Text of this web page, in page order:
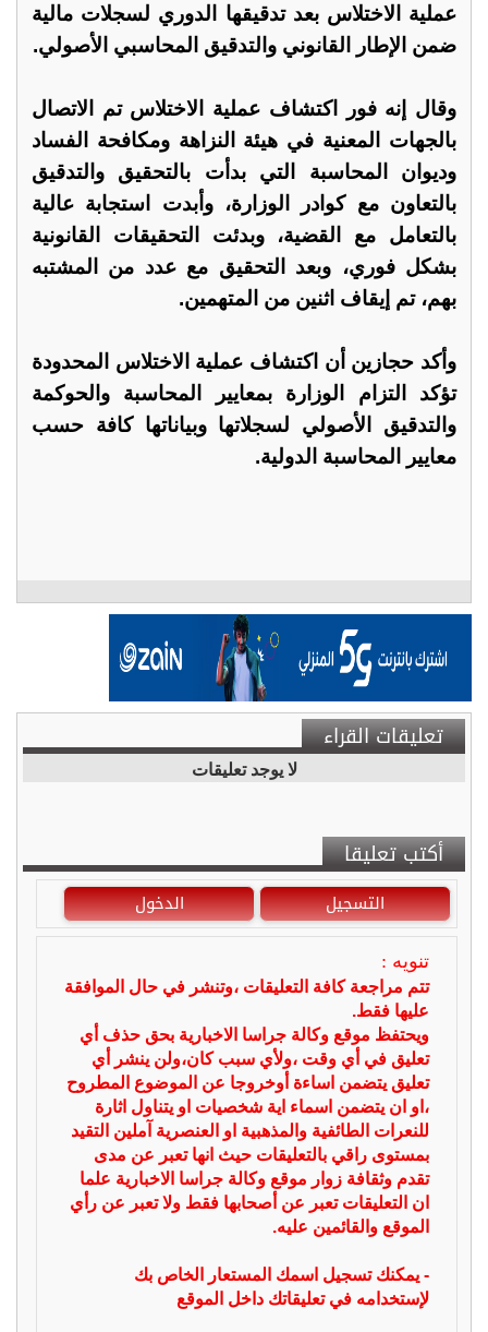
عملية الاختلاس بعد تدقيقها الدوري لسجلات مالية
ضمن الإطار القانوني والتدقيق المحاسبي الأصولي.
وقال إنه فور اكتشاف عملية الاختلاس تم الاتصال
بالجهات المعنية في هيئة النزاهة ومكافحة الفساد
وديوان المحاسبة التي بدأت بالتحقيق والتدقيق
بالتعاون مع كوادر الوزارة، وأبدت استجابة عالية
بالتعامل مع القضية، وبدئت التحقيقات القانونية
بشكل فوري، وبعد التحقيق مع عدد من المشتبه
بهم، تم إيقاف اثنين من المتهمين.
وأكد حجازين أن اكتشاف عملية الاختلاس المحدودة
تؤكد التزام الوزارة بمعايير المحاسبة والحوكمة
والتدقيق الأصولي لسجلاتها وبياناتها كافة حسب
معايير المحاسبة الدولية.
تعليقات القراء
لا يوجد تعليقات
أكتب تعليقا
التسجيل الدخول
تنويه :
تتم مراجعة كافة التعليقات ،وتنشر في حال الموافقة
عليها فقط.
ويحتفظ موقع وكالة جراسا الاخبارية بحق حذف أي
تعليق في أي وقت ،ولأي سبب كان،ولن ينشر أي
تعليق يتضمن اساءة أوخروجا عن الموضوع المطروح
،او ان يتضمن اسماء اية شخصيات او يتناول اثارة
للنعرات الطائفية والمذهبية او العنصرية آملين التقيد
بمستوى راقي بالتعليقات حيث انها تعبر عن مدى
تقدم وثقافة زوار موقع وكالة جراسا الاخبارية علما
ان التعليقات تعبر عن أصحابها فقط ولا تعبر عن رأي
الموقع والقائمين عليه.
- يمكنك تسجيل اسمك المستعار الخاص بك
لإستخدامه في تعليقاتك داخل الموقع